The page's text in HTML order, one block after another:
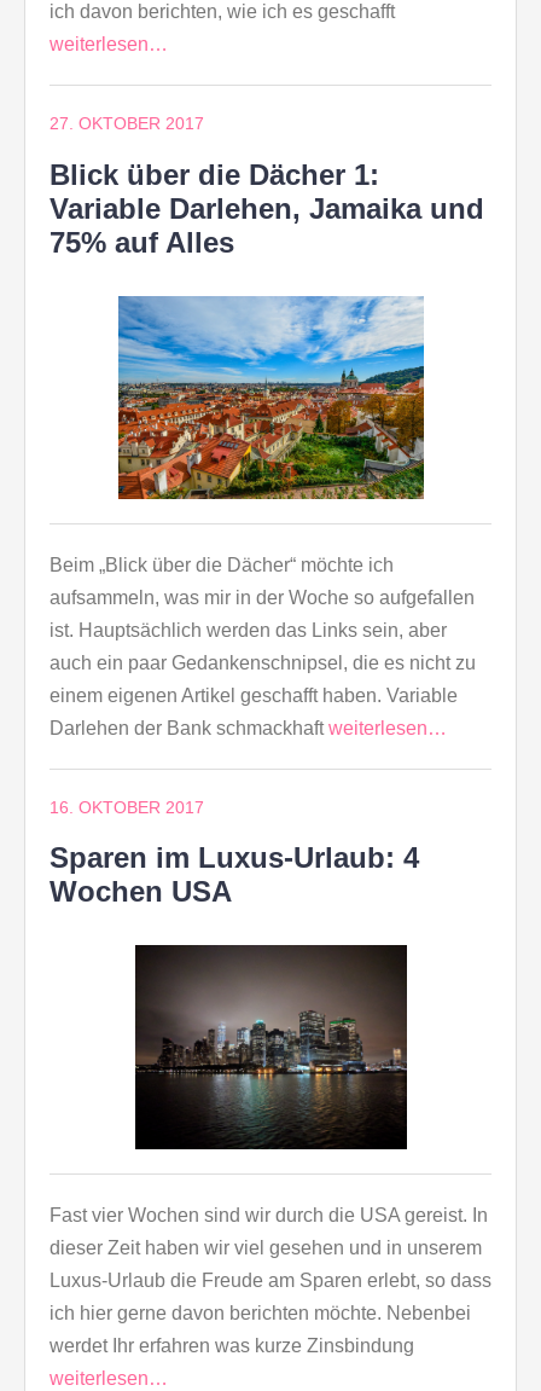
ich davon berichten, wie ich es geschafft
weiterlesen…
27. OKTOBER 2017
Blick über die Dächer 1:
Variable Darlehen, Jamaika und
75% auf Alles
Beim „Blick über die Dächer“ möchte ich
aufsammeln, was mir in der Woche so aufgefallen
ist. Hauptsächlich werden das Links sein, aber
auch ein paar Gedankenschnipsel, die es nicht zu
einem eigenen Artikel geschafft haben. Variable
Darlehen der Bank schmackhaftweiterlesen…
16. OKTOBER 2017
Sparen im Luxus-Urlaub: 4
Wochen USA
Fast vier Wochen sind wir durch die USA gereist. In
dieser Zeit haben wir viel gesehen und in unserem
Luxus-Urlaub die Freude am Sparen erlebt, so dass
ich hier gerne davon berichten möchte. Nebenbei
werdet Ihr erfahren was kurze Zinsbindung
weiterlesen…